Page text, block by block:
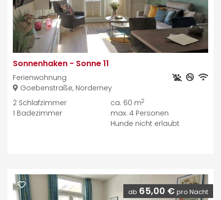
Sonnenhaken - Sonne 11
Ferienwohnung
Goebenstraße, Norderney
2 Schlafzimmer
1 Badezimmer
ca. 60 m2
max. 4 Personen
Hunde nicht erlaubt
ab 65,00 € pro Nacht